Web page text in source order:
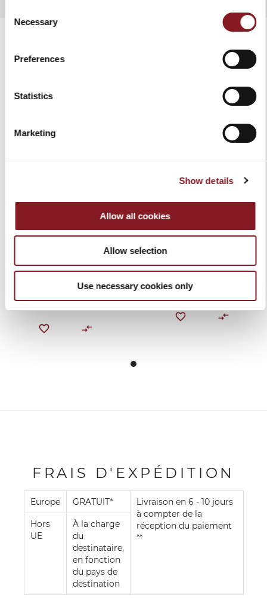
Selection
Necessary
Preferences
Statistics
Marketing
Show details
Allow all cookies
Allow selection
Use necessary cookies only
BLOC DE COUTEAUX
BRUN
89,00 €
Ajouter au panier
SAC PORTE COUTEAUX
309,00 €
Ajouter au panier
FRAIS D'EXPÉDITION
Europe GRATUIT*
Livraison en 6 - 10 jours
à compter de la
réception du paiement
**
Hors
UE
À la charge
du
destinataire,
en fonction
du pays de
destination